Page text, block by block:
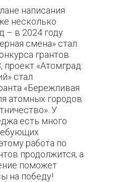
написания
несколько
– в 2024 году
смена» стал
грантов
«Атомград:
стал
«Бережливая
атомных городов
У
есть много
работа по
продолжится, а
поможет
на победу!